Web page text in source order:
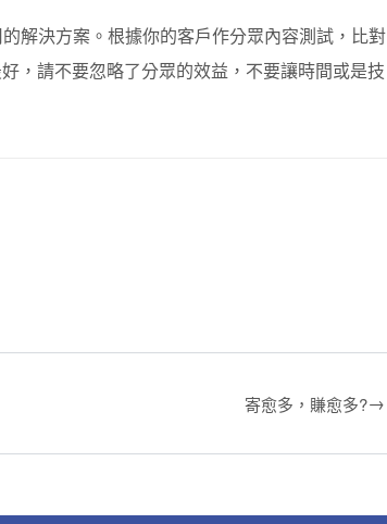
解決方案。根據你的客戶作分眾內容測試，比對
，請不要忽略了分眾的效益，不要讓時間或是技
寄愈多，賺愈多?→